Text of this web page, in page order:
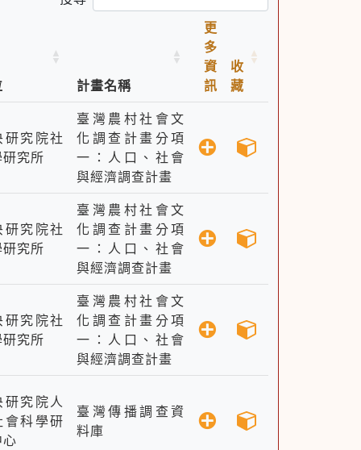
計畫名稱
更
多
資
訊
收
藏
研究院社
究所
臺灣農村社會文
化調查計畫分項
一：人口、社會
與經濟調查計畫
研究院社
究所
臺灣農村社會文
化調查計畫分項
一：人口、社會
與經濟調查計畫
研究院社
究所
臺灣農村社會文
化調查計畫分項
一：人口、社會
與經濟調查計畫
研究院人
會科學研
臺灣傳播調查資
料庫